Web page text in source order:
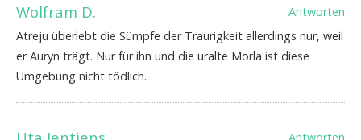
Wolfram D.
Antworten
Atreju überlebt die Sümpfe der Traurigkeit allerdings nur, weil
er Auryn trägt. Nur für ihn und die uralte Morla ist diese
Umgebung nicht tödlich.